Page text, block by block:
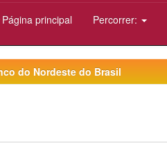
Página principal Percorrer:
do Nordeste do Brasil